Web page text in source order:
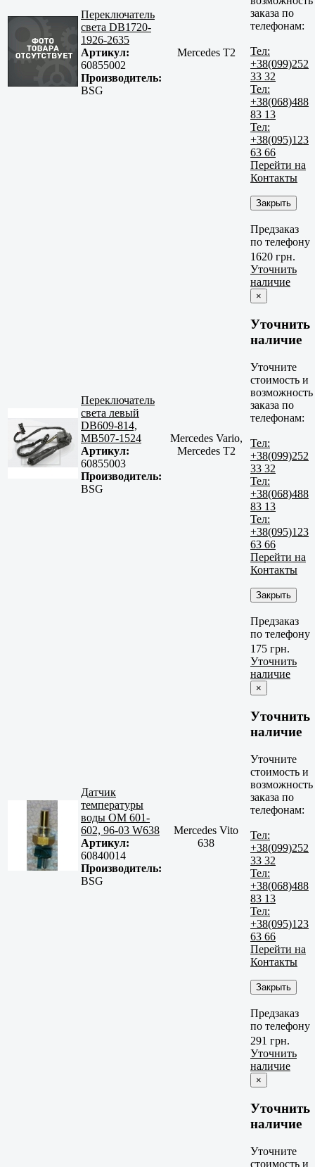
Переключатель
света DB1720-
1926-2635
Артикул:
60855002
Производитель:
BSG
Mercedes T2
заказа по
телефонам:
Тел:
+38(099)252
33 32
Тел:
+38(068)488
83 13
Тел:
+38(095)123
63 66
Перейти на
Контакты
Закрыть
Предзаказ
по телефону
Переключатель
света левый
DB609-814,
MB507-1524
Артикул:
60855003
Производитель:
BSG
Mercedes Vario,
Mercedes T2
1620 грн.
Уточнить
наличие
×
Уточнить
наличие
Уточните
стоимость и
возможность
заказа по
телефонам:
Тел:
+38(099)252
33 32
Тел:
+38(068)488
83 13
Тел:
+38(095)123
63 66
Перейти на
Контакты
Закрыть
Предзаказ
по телефону
Датчик
температуры
воды ОМ 601-
602, 96-03 W638
Артикул:
60840014
Производитель:
BSG
Mercedes Vito
638
175 грн.
Уточнить
наличие
×
Уточнить
наличие
Уточните
стоимость и
возможность
заказа по
телефонам:
Тел:
+38(099)252
33 32
Тел:
+38(068)488
83 13
Тел:
+38(095)123
63 66
Перейти на
Контакты
Закрыть
Предзаказ
по телефону
291 грн.
Уточнить
наличие
×
Уточнить
наличие
Уточните
стоимость и